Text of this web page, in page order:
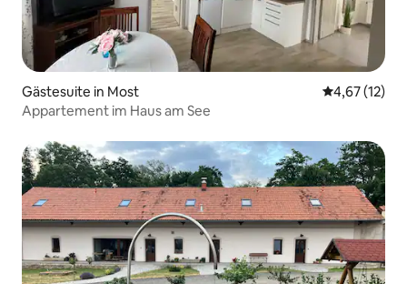
Gästesuite in Most
4,67 (12)
Appartement im Haus am See